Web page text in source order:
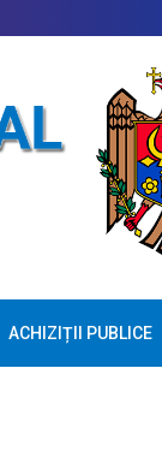
ACHIZIȚII PUBLICE